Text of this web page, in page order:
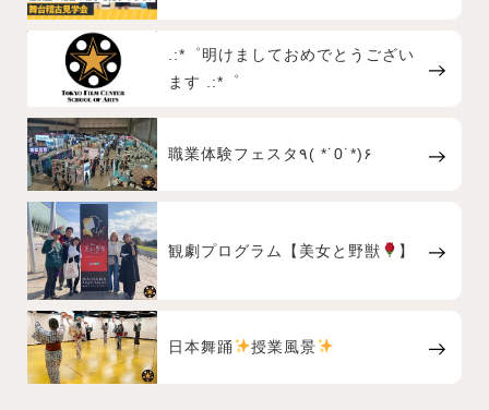
.:*゜明けましておめでとうござい
ます .:*゜
職業体験フェスタ٩( *˙0˙*)۶
観劇プログラム【美女と野獣 】
日本舞踊 授業風景